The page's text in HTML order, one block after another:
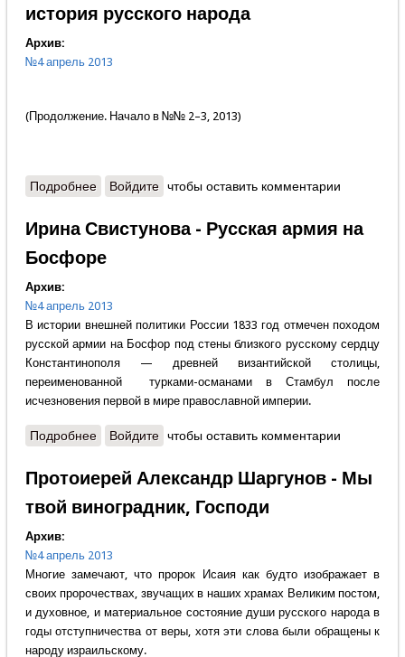
история русского народа
Архив:
№4 апрель 2013
(Продолжение. Начало в №№ 2–3, 2013)
Подробнеео Андрей Воронцов - Неизвестная история
Войдите чтобы оставить комментарии
Ирина Свистунова - Русская армия на
Босфоре
Архив:
№4 апрель 2013
В истории внешней политики России 1833 год отмечен походом
русской армии на Босфор под стены близкого русскому сердцу
Константинополя — древней византийской столицы,
переименованной турками-османами в Стамбул после
исчезновения первой в мире православной империи.
Подробнеео Ирина Свистунова - Русская армия на Босфоре
Войдите чтобы оставить комментарии
Протоиерей Александр Шаргунов - Мы
твой виноградник, Господи
Архив:
№4 апрель 2013
Многие замечают, что пророк Исаия как будто изображает в
своих пророчествах, звучащих в наших храмах Великим постом,
и духовное, и материальное состояние души русского народа в
годы отступничества от веры, хотя эти слова были обращены к
народу израильскому.